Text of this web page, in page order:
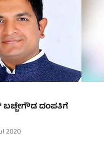
ದಂಪತಿಗೆ
2020